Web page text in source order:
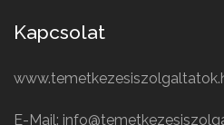
Kapcsolat
E-Mail: